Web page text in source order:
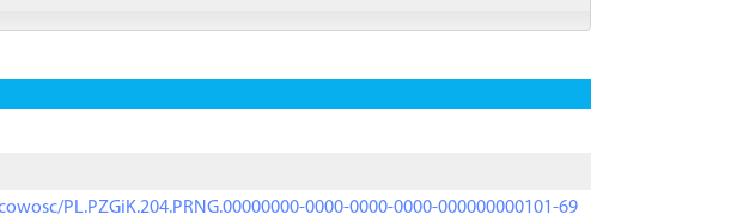
PL.PZGiK.204.PRNG.00000000-0000-0000-0000-000000000101-69